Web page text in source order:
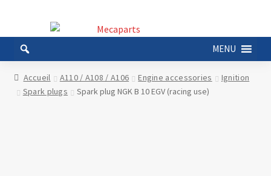
la
navigation
au
contenu
MENU
Accueil A110 / A108 / A106 Engine accessories
Ignition
Spark plugs
Spark plug NGK B 10 EGV (racing use)